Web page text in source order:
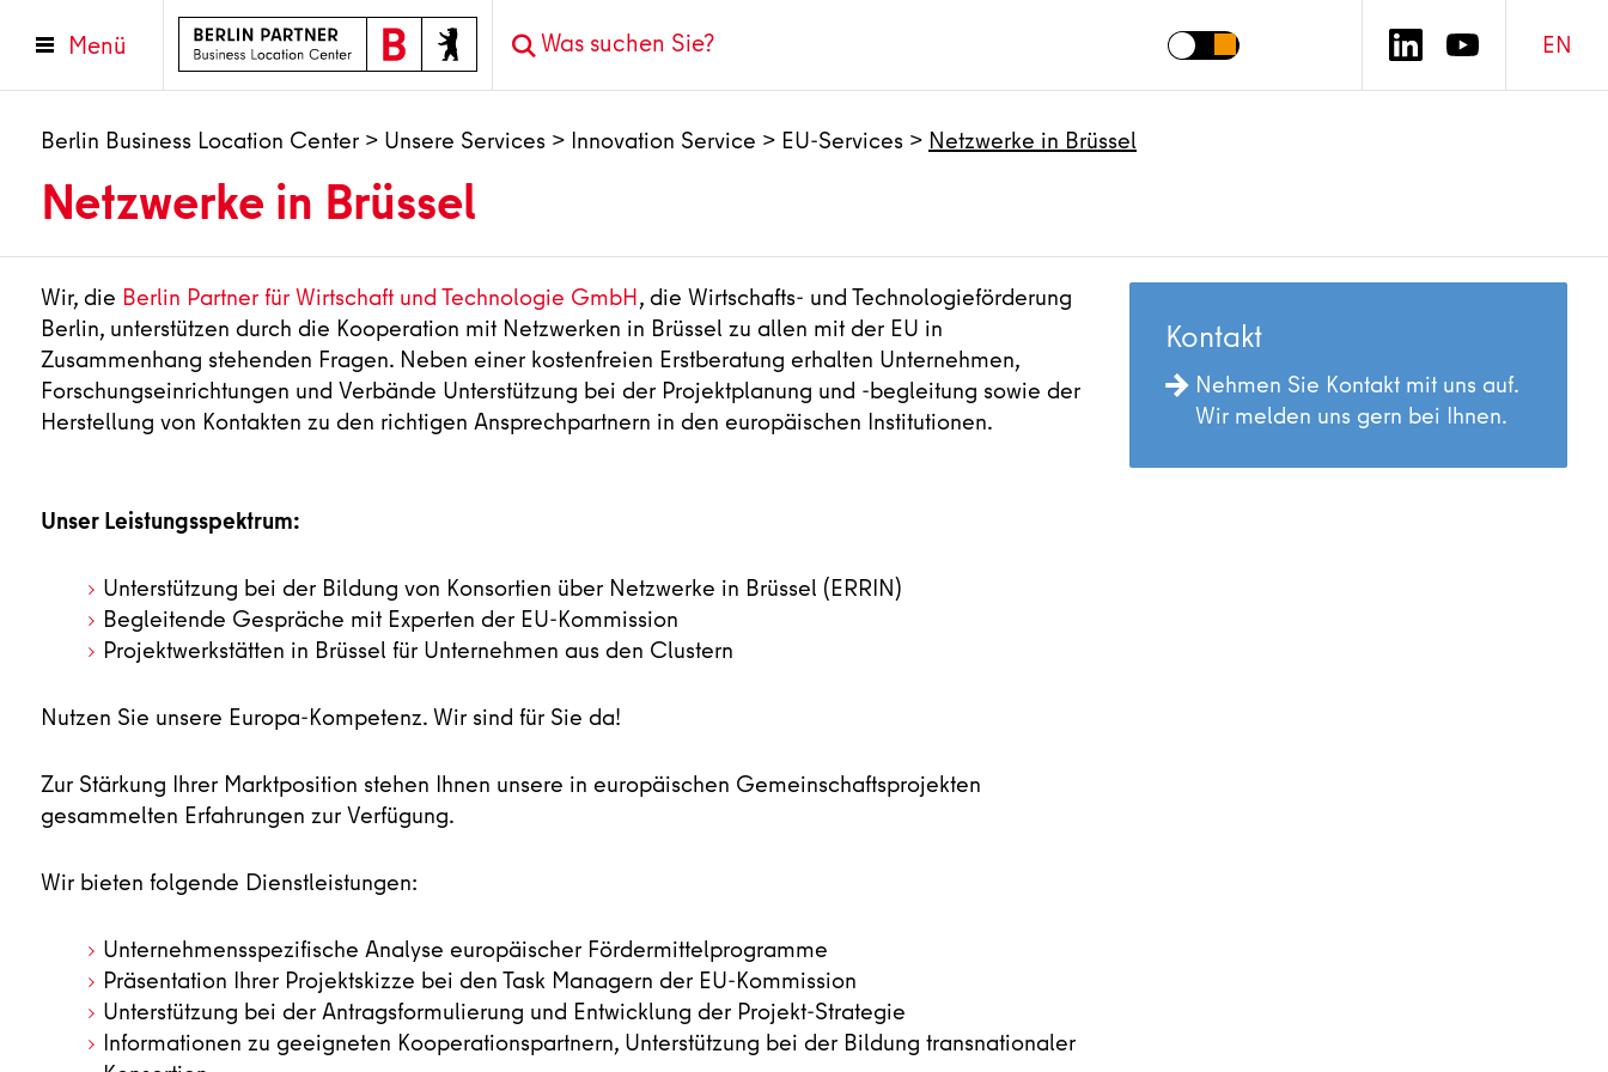
Menü EN
Berlin Business Location Center > Unsere Services > Innovation Service > EU-Services > Netzwerke in Brüssel
Netzwerke in Brüssel
Wir, die Berlin Partner für Wirtschaft und Technologie GmbH, die Wirtschafts- und Technologieförderung
Berlin, unterstützen durch die Kooperation mit Netzwerken in Brüssel zu allen mit der EU in
Zusammenhang stehenden Fragen. Neben einer kostenfreien Erstberatung erhalten Unternehmen,
Forschungseinrichtungen und Verbände Unterstützung bei der Projektplanung und -begleitung sowie der
Herstellung von Kontakten zu den richtigen Ansprechpartnern in den europäischen Institutionen.
Unser Leistungsspektrum:
Unterstützung bei der Bildung von Konsortien über Netzwerke in Brüssel (ERRIN)
Begleitende Gespräche mit Experten der EU-Kommission
Projektwerkstätten in Brüssel für Unternehmen aus den Clustern
Nutzen Sie unsere Europa-Kompetenz. Wir sind für Sie da!
Zur Stärkung Ihrer Marktposition stehen Ihnen unsere in europäischen Gemeinschaftsprojekten
gesammelten Erfahrungen zur Verfügung.
Wir bieten folgende Dienstleistungen:
Unternehmensspezifische Analyse europäischer Fördermittelprogramme
Präsentation Ihrer Projektskizze bei den Task Managern der EU-Kommission
Unterstützung bei der Antragsformulierung und Entwicklung der Projekt-Strategie
Informationen zu geeigneten Kooperationspartnern, Unterstützung bei der Bildung transnationaler
Kontakt
Nehmen Sie Kontakt mit uns auf.
Wir melden uns gern bei Ihnen.